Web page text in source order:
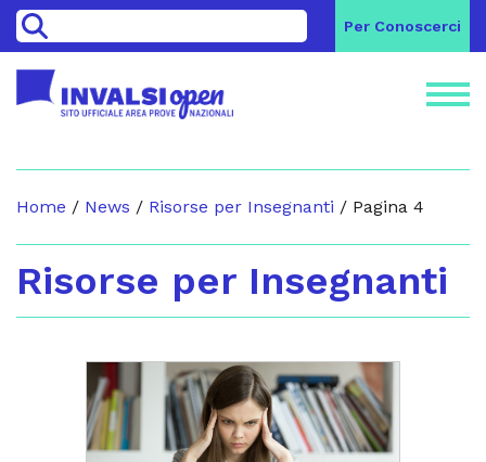
> Per Conoscerci
Home / News / Risorse per Insegnanti / Pagina 4
Risorse per Insegnanti